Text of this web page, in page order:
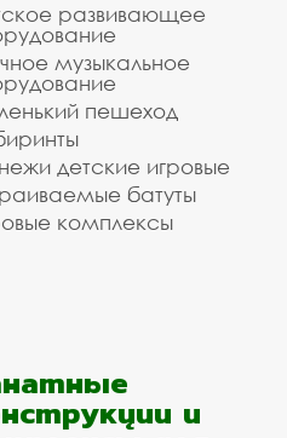
развивающее
музыкальное
пешеход
детские игровые
батуты
комплексы
и